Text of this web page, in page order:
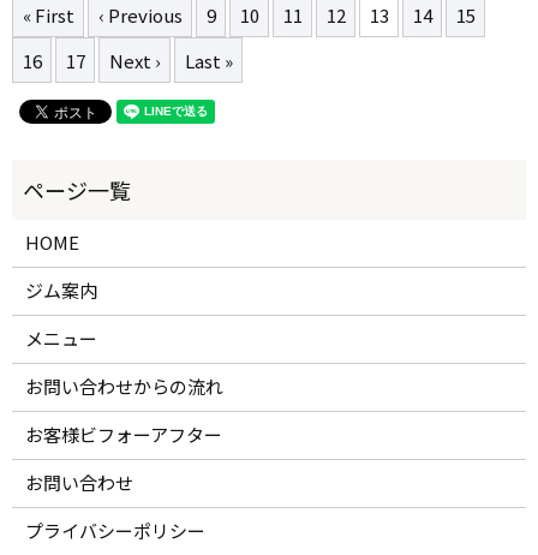
« First ‹ Previous 9 10 11 12 13 14
15
16
17 Next › Last »
HOME
ジム案内
メニュー
お問い合わせからの流れ
お客様ビフォーアフター
お問い合わせ
プライバシーポリシー